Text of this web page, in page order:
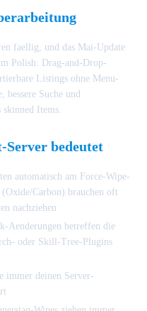
faellig, und das Mai-Update
Polish: Drag-and-Drop-
Listings ohne Menu-
bessere Suche und
Items.
Server bedeutet
automatisch am Force-Wipe-
(Oxide/Carbon) brauchen oft
nachziehen
Aenderungen betreffen die
oder Skill-Tree-Plugins
immer deinen Server-